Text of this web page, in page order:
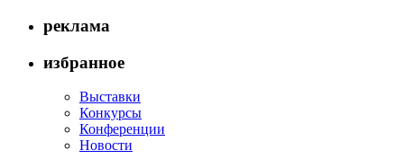
реклама
избранное
Выставки
Конкурсы
Конференции
Новости